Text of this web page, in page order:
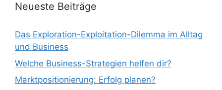
Neueste Beiträge
Das Exploration-Exploitation-Dilemma im Alltag
und Business
Welche Business-Strategien helfen dir?
Marktpositionierung: Erfolg planen?